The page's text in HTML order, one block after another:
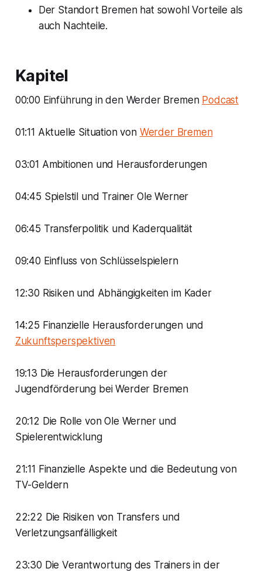
Der Standort Bremen hat sowohl Vorteile als
auch Nachteile.
Kapitel
00:00 Einführung in den Werder Bremen Podcast
01:11 Aktuelle Situation von Werder Bremen
03:01 Ambitionen und Herausforderungen
04:45 Spielstil und Trainer Ole Werner
06:45 Transferpolitik und Kaderqualität
09:40 Einfluss von Schlüsselspielern
12:30 Risiken und Abhängigkeiten im Kader
14:25 Finanzielle Herausforderungen und
Zukunftsperspektiven
19:13 Die Herausforderungen der
Jugendförderung bei Werder Bremen
20:12 Die Rolle von Ole Werner und
Spielerentwicklung
21:11 Finanzielle Aspekte und die Bedeutung von
TV-Geldern
22:22 Die Risiken von Transfers und
Verletzungsanfälligkeit
23:30 Die Verantwortung des Trainers in der